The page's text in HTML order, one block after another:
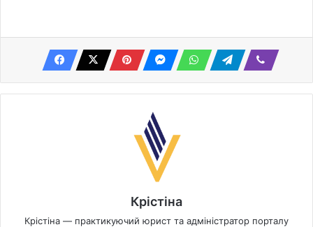
Крістіна
Крістіна — практикуючий юрист та адміністратор порталу